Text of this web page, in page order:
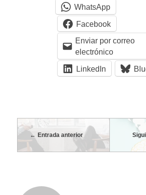
WhatsApp
Facebook
Enviar por correo
electrónico
LinkedIn
Entrada anterior